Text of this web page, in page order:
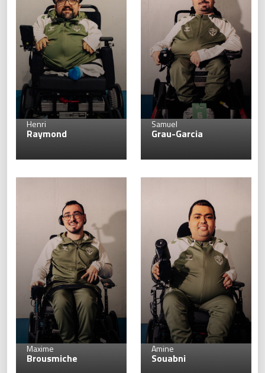
2
Henri
Raymond
Samuel
Grau-Garcia
7
Maxime
Brousmiche
Amine
Souabni